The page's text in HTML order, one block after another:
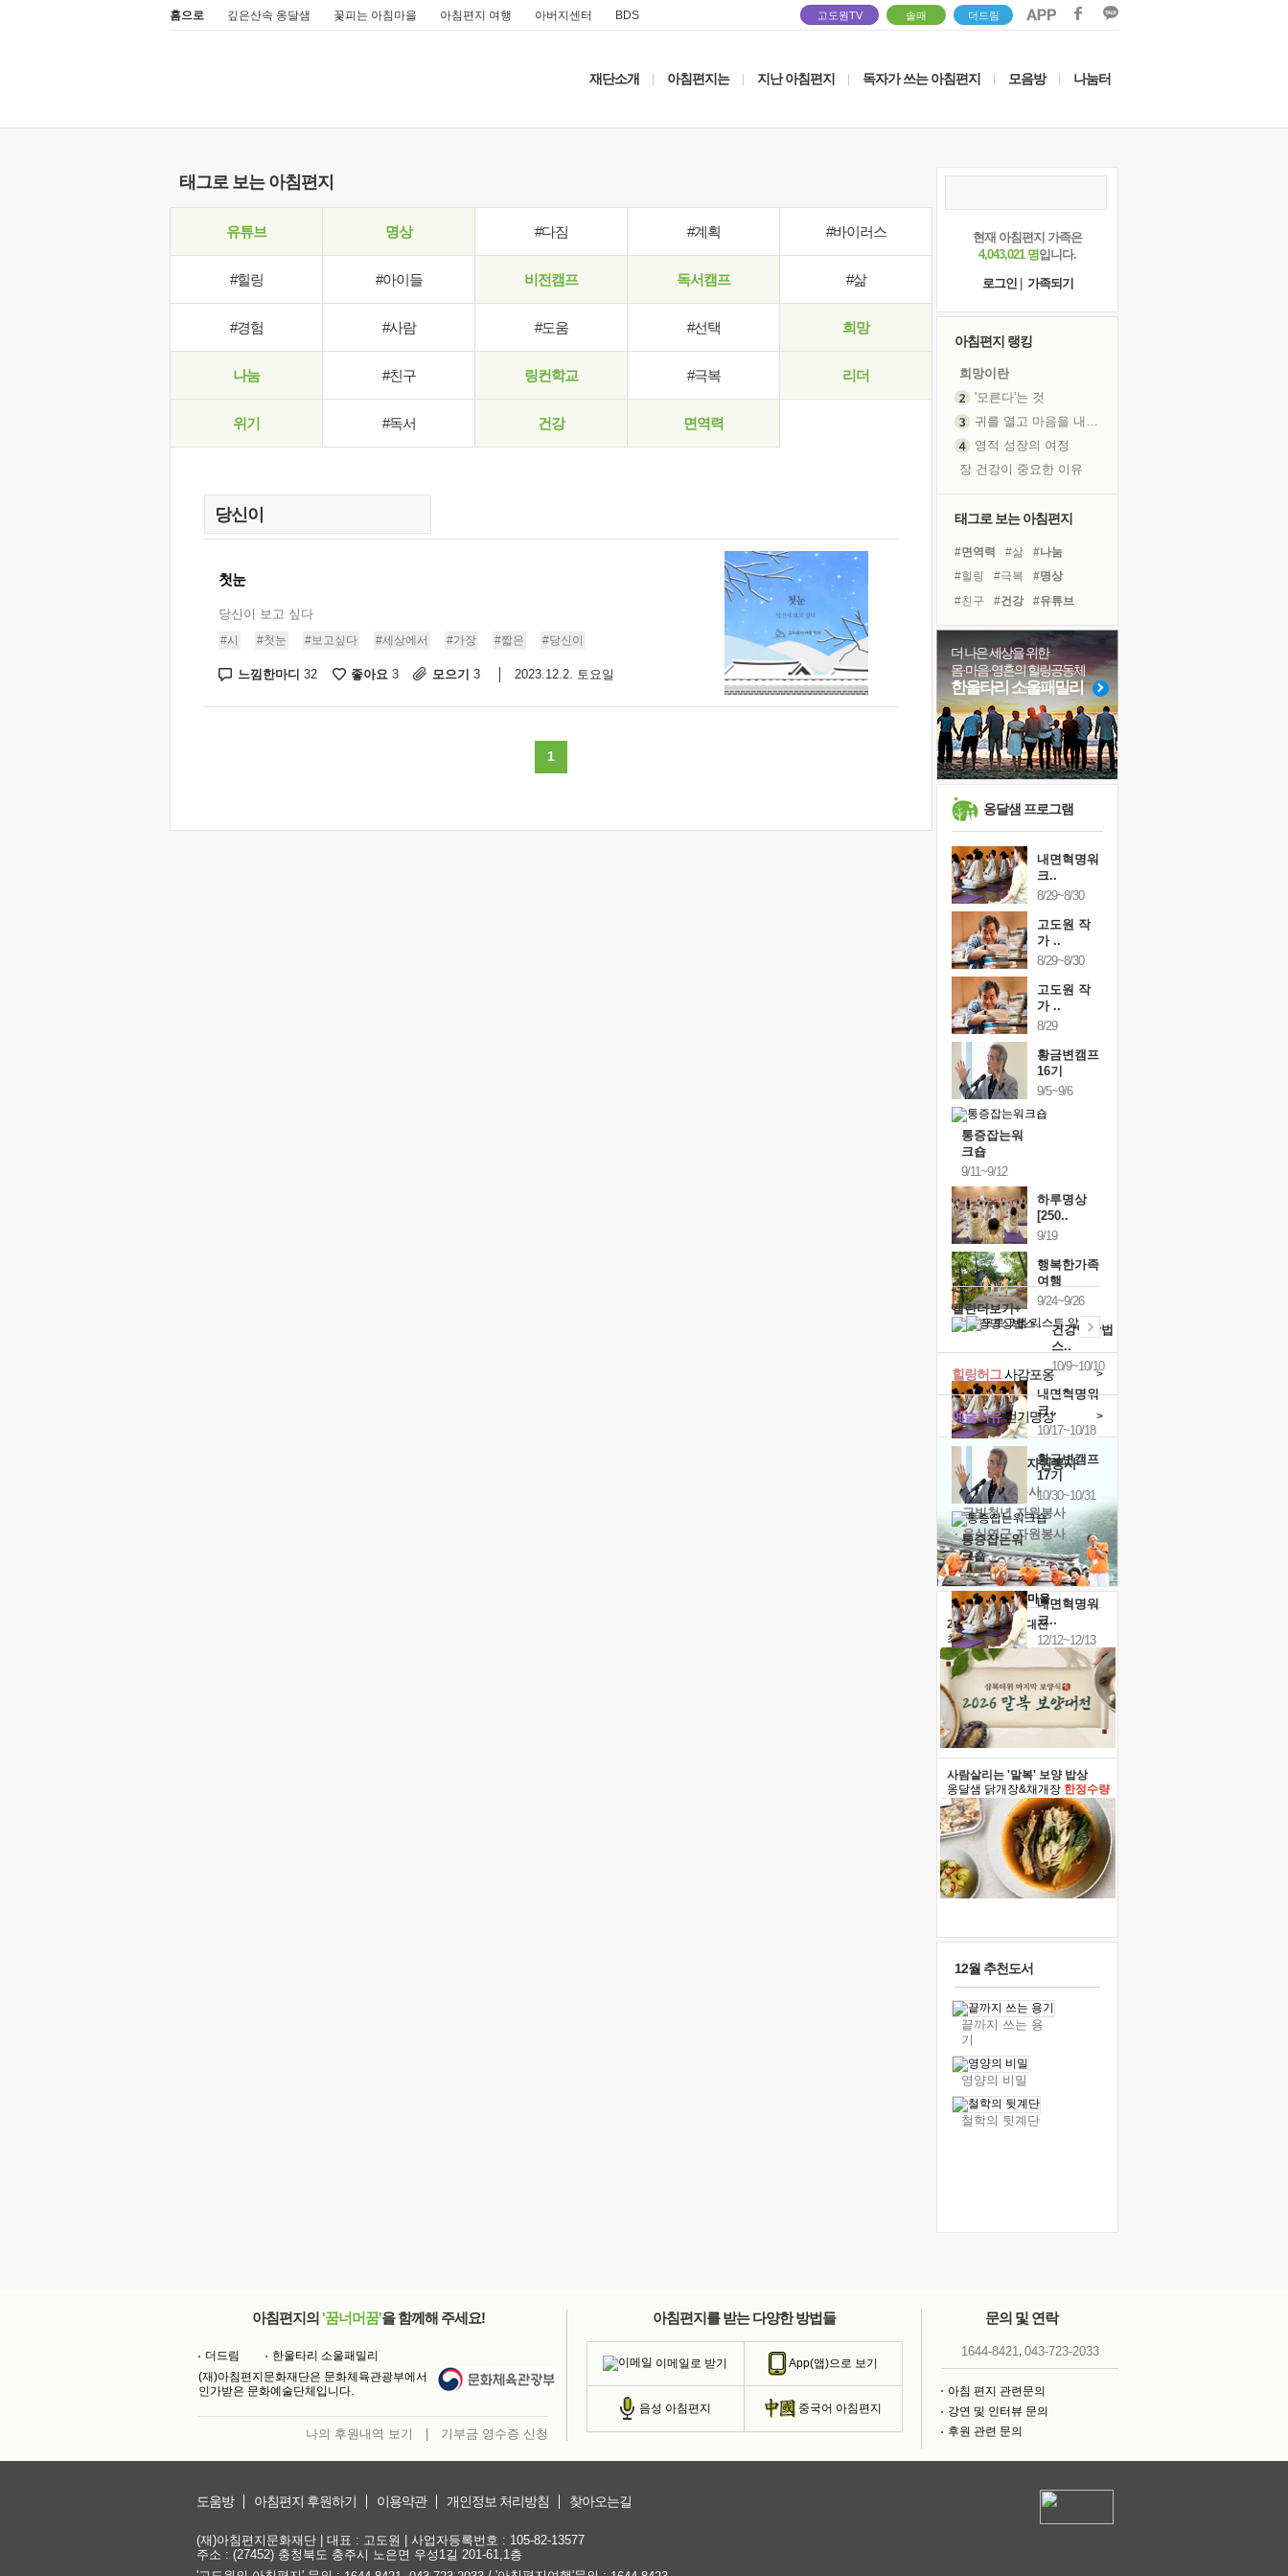
홈으로 깊은산속 옹달샘 꽃피는 아침마을 아침편지 여행 아버지센터 BDS 고도원TV 솔패 더드림
재단소개 아침편지는 지난 아침편지 독자가 쓰는 아침편지 모음방 나눔터
태그로 보는 아침편지
유튜브 명상 #다짐 #계획 #바이러스
#힐링 #아이들 비전캠프 독서캠프 #삶
#경험 #사람 #도움 #선택 희망
나눔 #친구 링컨학교 #극복 리더
위기 #독서 건강 면역력
첫눈
당신이 보고 싶다
#시 #첫눈 #보고싶다 #세상에서 #가장 #짧은 #당신이
느낌한마디 32 좋아요 3 모으기 3 2023.12.2. 토요일
1
현재 아침편지 가족은
4,043,021 명입니다.
로그인
가족되기
아침편지 랭킹
희망이란
'모른다'는 것
귀를 열고 마음을 내어주고
영적 성장의 여정
장 건강이 중요한 이유
흙이 된 몸으로 출근하는 여자
꿈이 실제가 되는 것
'말 타는 법'을 먼저
졸업식 사진을 보며
극심한 변비, 어깨결림, 수면 장애
아픈 아버지를 위한 공간 설계
슬럼프
보고 싶은 어머니
못된 꼰대들
태그로 보는 아침편지
#면역력 #삶
#나눔
#힐링
#극복
#명상
#친구
#건강
#유튜브
#독서캠프
#리더
#위기
#독서
#선택
#링컨학교
#사람
#희망
#비전캠프
#경험
#아이들 #계획
더 나은 세상을 위한
몸·마음·영혼의 힐링공동체
한울타리 소울패밀리
옹달샘 프로그램
내면혁명워
크..
8/29~8/30
고도원 작
가 ..
8/29~8/30
고도원 작
가 ..
8/29
황금변캠프
16기
9/5~9/6
통증잡는워
크숍
9/11~9/12
하루명상
[250..
9/19
행복한가족
여행
9/24~9/26
건강명상법
스..
10/9~10/10
내면혁명워
크..
10/17~10/18
황금변캠프
17기
10/30~10/31
통증잡는워
크숍
11/7~11/8
내면혁명워
크..
12/12~12/13
캘린더보기+
예술치유걷기명상 >
힐링허그사감포옹 >
'옹달샘의 꽃' 자원봉사
· 청년 자원봉사
· 금빛청년 자원봉사
· 음식연구 자원봉사
2026 말복 보양대전
최대74%할인
사람살리는 '말복' 보양 밥상
옹달샘 닭개장&채개장 한정수량
12월 추천도서
끝까지 쓰는 용
기
영양의 비밀
철학의 뒷계단
아침편지의 '꿈너머꿈'을 함께해 주세요!
더드림
한울타리 소울패밀리
(재)아침편지문화재단은 문화체육관광부에서
인가받은 문화예술단체입니다.
나의 후원내역 보기 기부금 영수증 신청
아침편지를 받는 다양한 방법들
이메일로 받기 App(앱)으로 보기
음성 아침편지 중국어 아침편지
문의 및 연락
1644-8421, 043-723-2033
아침 편지 관련문의
강연 및 인터뷰 문의
후원 관련 문의
도움방 아침편지 후원하기 이용약관 개인정보 처리방침 찾아오는길
(재)아침편지문화재단 | 대표 : 고도원 | 사업자등록번호 : 105-82-13577
주소 : (27452) 충청북도 충주시 노은면 우성1길 201-61,1층